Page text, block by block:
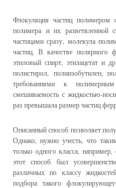
Флокуляция частиц полимером
полимера и их разветвленной
частицами сразу, молекула
частиц. В качестве полярного
этиловый спирт, этилацетат и
полистирол, полиизобутилен,
требованиями к
смешиваемость с жидкостью-
раз превышала размер частиц
Описанный способ позволяет
Однако, нужно учесть, что
только одного класса,
этот способ был
различных по классу
подбора такого